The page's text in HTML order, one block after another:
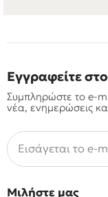
Εγγραφείτε
Συμπληρώστε το e-
νέα, ενημερώσεις
Μιλήστε μας